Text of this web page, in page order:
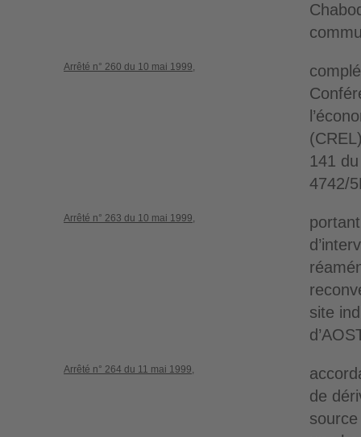
Arrêté n° 260 du 10 mai 1999,
141
4742/
Arrêté n° 263 du 10 mai 1999,
site
Arrêté n° 264 du 11 mai 1999,
de